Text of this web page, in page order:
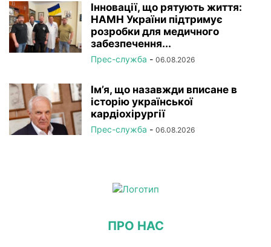
Інновації, що рятують життя:
НАМН України підтримує
розробки для медичного
забезпечення...
Прес-служба - 06.08.2026
Ім’я, що назавжди вписане в
історію української
кардіохірургії
Прес-служба - 06.08.2026
ПРО НАС